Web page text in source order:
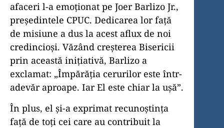
afaceri l-a emoționat pe Joer Barlizo Jr.,
președintele CPUC. Dedicarea lor față
de misiune a dus la acest aflux de noi
credincioși. Văzând creșterea Bisericii
prin această inițiativă, Barlizo a
exclamat: „Împărăția cerurilor este într-
adevăr aproape. Iar El este chiar la ușă”.
În plus, el și-a exprimat recunoștința
față de toți cei care au contribuit la